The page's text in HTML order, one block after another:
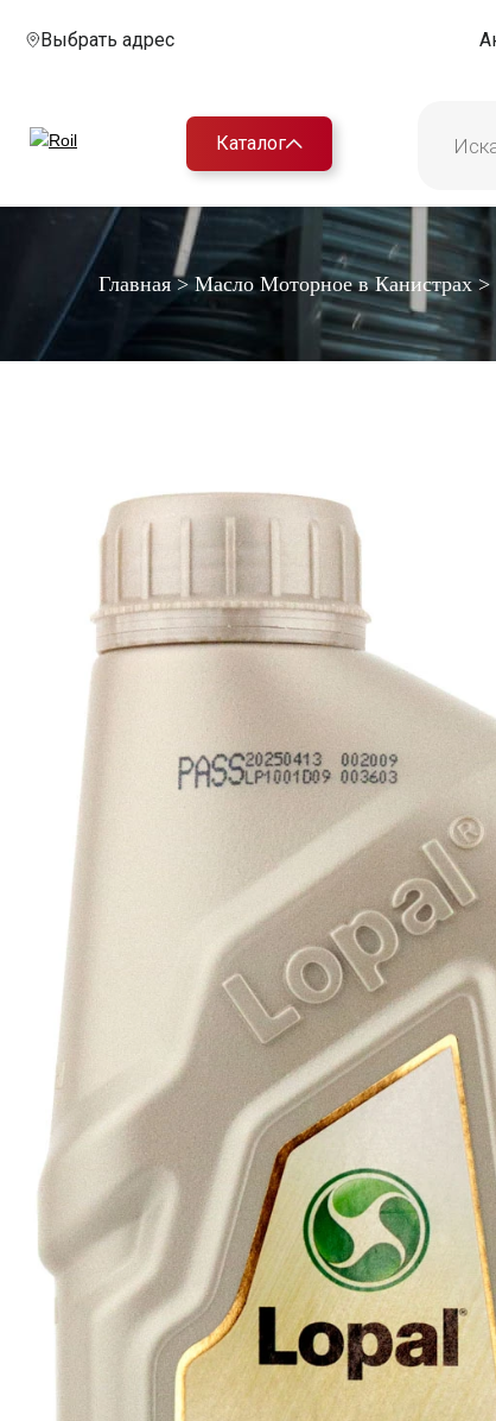
Выбрать адрес
Каталог
Главная> Масло Моторное в Канистрах>